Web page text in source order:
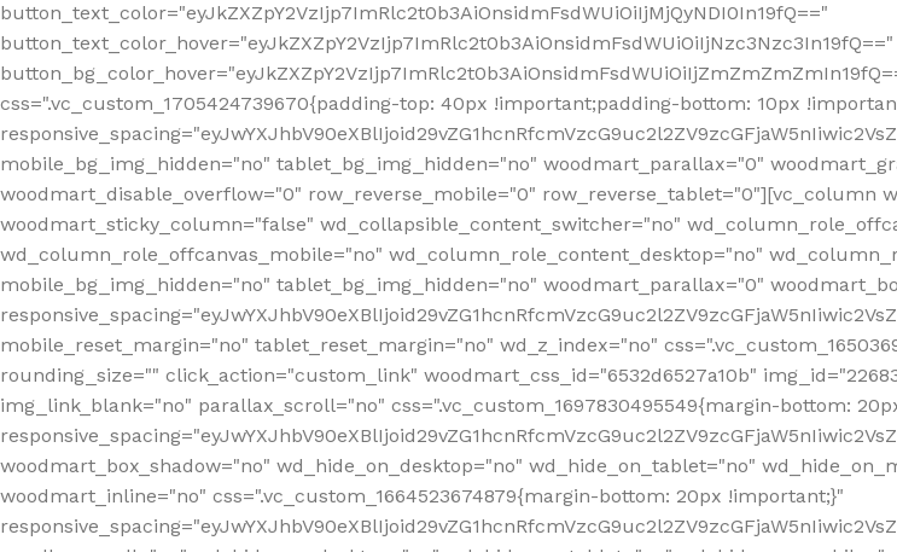
button_text_color="eyJkZXZpY2VzIjp7ImRlc2t0b3AiOnsidmFsdWUiOiIjMjQyNDI0In19fQ=="
button_text_color_hover="eyJkZXZpY2VzIjp7ImRlc2t0b3AiOnsidmFsdWUiOiIjNzc3Nzc3In19fQ=="
css=".vc_custom_1705424739670{padding-top: 40px !important;padding-bottom: 10px
mobile_bg_img_hidden="no" tablet_bg_img_hidden="no" woodmart_parallax="0"
woodmart_disable_overflow="0" row_reverse_mobile="0" row_reverse_tablet="0"][vc_column
woodmart_sticky_column="false" wd_collapsible_content_switcher="no"
wd_column_role_offcanvas_mobile="no" wd_column_role_content_desktop="no"
mobile_bg_img_hidden="no" tablet_bg_img_hidden="no" woodmart_parallax="0"
mobile_reset_margin="no" tablet_reset_margin="no" wd_z_index="no"
rounding_size="" click_action="custom_link" woodmart_css_id="6532d6527a10b"
img_link_blank="no" parallax_scroll="no" css=".vc_custom_1697830495549{margin-bottom:
woodmart_box_shadow="no" wd_hide_on_desktop="no" wd_hide_on_tablet="no"
woodmart_inline="no" css=".vc_custom_1664523674879{margin-bottom: 20px !important;}"